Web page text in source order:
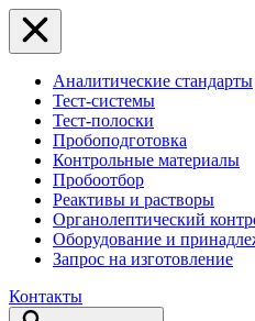
Аналитические стандарты
Тест-системы
Тест-полоски
Пробоподготовка
Контрольные материалы
Пробоотбор
Реактивы и растворы
Органолептический
Оборудование и
Запрос на изготовление
Контакты